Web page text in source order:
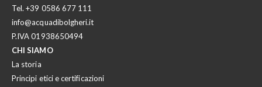
Tel.+39 0586 677 111
info@acquadibolgheri.it
P.IVA 01938650494
CHI SIAMO
La storia
Principi etici e certificazioni